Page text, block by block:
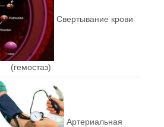
Свертывание крови
(гемостаз)
Артериальная